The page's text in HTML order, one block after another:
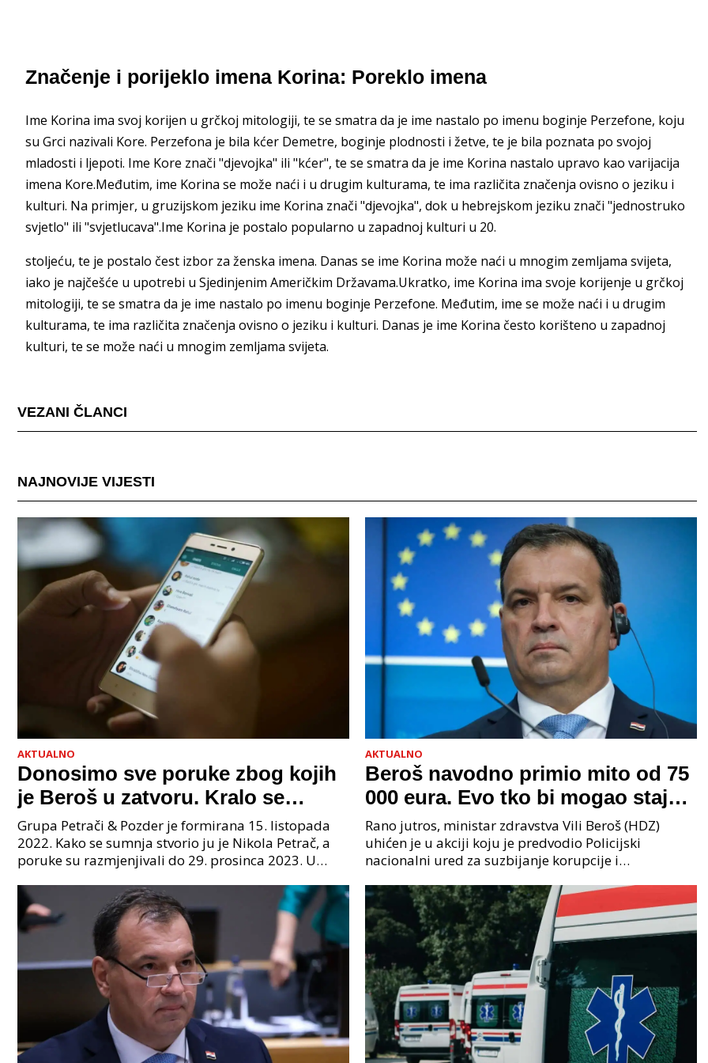
Značenje i porijeklo imena Korina: Poreklo imena
Ime Korina ima svoj korijen u grčkoj mitologiji, te se smatra da je ime nastalo po imenu boginje Perzefone, koju
su Grci nazivali Kore. Perzefona je bila kćer Demetre, boginje plodnosti i žetve, te je bila poznata po svojoj
mladosti i ljepoti. Ime Kore znači "djevojka" ili "kćer", te se smatra da je ime Korina nastalo upravo kao varijacija
imena Kore.Međutim, ime Korina se može naći i u drugim kulturama, te ima različita značenja ovisno o jeziku i
kulturi. Na primjer, u gruzijskom jeziku ime Korina znači "djevojka", dok u hebrejskom jeziku znači "jednostruko
svjetlo" ili "svjetlucava".Ime Korina je postalo popularno u zapadnoj kulturi u 20.
stoljeću, te je postalo čest izbor za ženska imena. Danas se ime Korina može naći u mnogim zemljama svijeta,
iako je najčešće u upotrebi u Sjedinjenim Američkim Državama.Ukratko, ime Korina ima svoje korijenje u grčkoj
mitologiji, te se smatra da je ime nastalo po imenu boginje Perzefone. Međutim, ime se može naći i u drugim
kulturama, te ima različita značenja ovisno o jeziku i kulturi. Danas je ime Korina često korišteno u zapadnoj
kulturi, te se može naći u mnogim zemljama svijeta.
VEZANI ČLANCI
NAJNOVIJE VIJESTI
AKTUALNO
Donosimo sve poruke zbog kojih
je Beroš u zatvoru. Kralo se
godinama. Tko će iz vlade biti
sljedeći uhićen?
Grupa Petrači & Pozder je formirana 15. listopada
2022. Kako se sumnja stvorio ju je Nikola Petrač, a
poruke su razmjenjivali do 29. prosinca 2023. U
AKTUALNO
Beroš navodno primio mito od 75
000 eura. Evo tko bi mogao stajati
na čelu zločinačkog udruženja
Rano jutros, ministar zdravstva Vili Beroš (HDZ)
uhićen je u akciji koju je predvodio Policijski
nacionalni ured za suzbijanje korupcije i
priopćenju USKOK